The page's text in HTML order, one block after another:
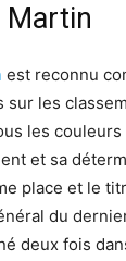
Martin
est reconnu
sur les
les
et sa
place et le
du
deux fois